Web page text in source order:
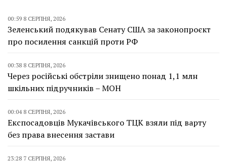
00:59 8 СЕРПНЯ, 2026
Зеленський подякував Сенату США за законопроєкт
про посилення санкцій проти РФ
00:38 8 СЕРПНЯ, 2026
Через російські обстріли знищено понад 1,1 млн
шкільних підручників – МОН
00:04 8 СЕРПНЯ, 2026
Експосадовців Мукачівського ТЦК взяли під варту
без права внесення застави
23:28 7 СЕРПНЯ, 2026